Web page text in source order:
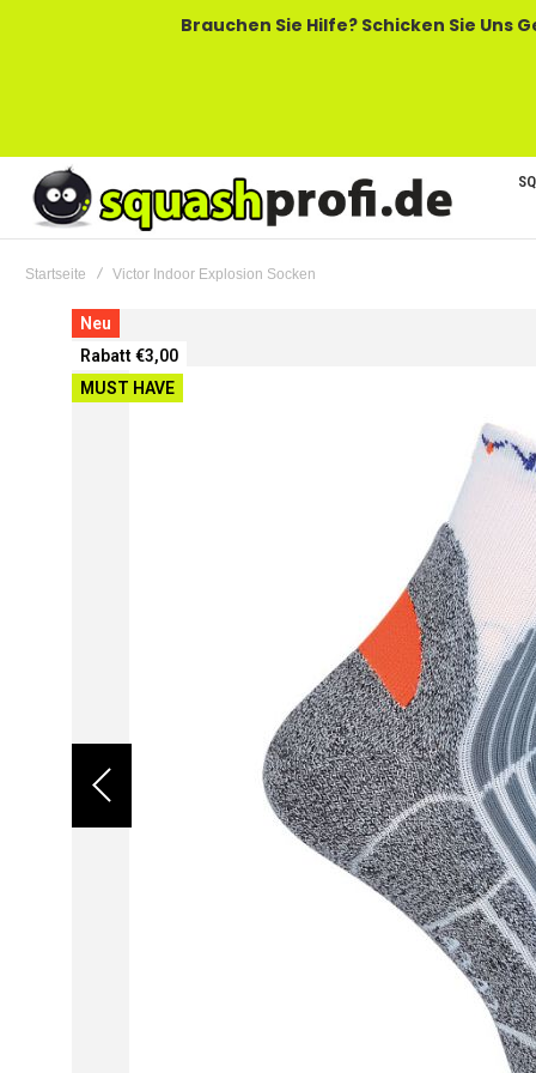
Brauchen Sie Hilfe? Schicken Sie Uns Gerne
Startseite Victor Indoor Explosion Socken
Zum
Ende
der
Bildgalerie
Neu
Rabatt €3,00
MUST HAVE